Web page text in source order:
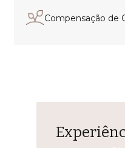
Compensação de